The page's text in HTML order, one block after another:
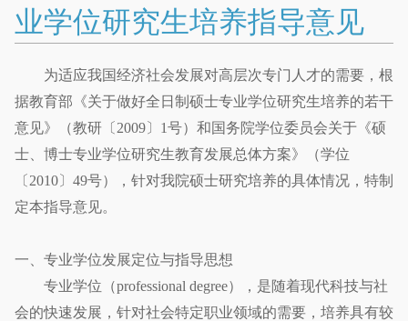
业学位研究生培养指导意见
为适应我国经济社会发展对高层次专门人才的需要，根
据教育部《关于做好全日制硕士专业学位研究生培养的若干
意见》（教研〔2009〕1号）和国务院学位委员会关于《硕
士、博士专业学位研究生教育发展总体方案》（学位
〔2010〕49号），针对我院硕士研究培养的具体情况，特制
定本指导意见。
一、专业学位发展定位与指导思想
专业学位（professional degree），是随着现代科技与社
会的快速发展，针对社会特定职业领域的需要，培养具有较